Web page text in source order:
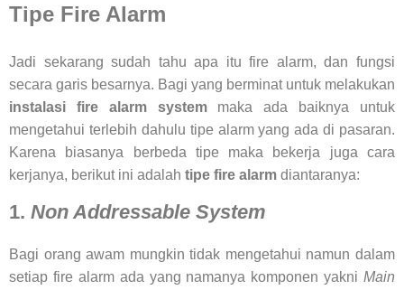
Tipe Fire Alarm
Jadi sekarang sudah tahu apa itu fire alarm, dan fungsi
secara garis besarnya. Bagi yang berminat untuk melakukan
instalasi fire alarm system maka ada baiknya untuk
mengetahui terlebih dahulu tipe alarm yang ada di pasaran.
Karena biasanya berbeda tipe maka bekerja juga cara
kerjanya, berikut ini adalah tipe fire alarm diantaranya:
1. Non Addressable System
Bagi orang awam mungkin tidak mengetahui namun dalam
setiap fire alarm ada yang namanya komponen yakni Main